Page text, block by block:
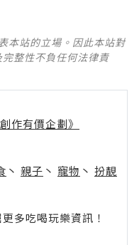
本站的立場。因此本站對
整性不負任何法律責
作有價企劃》
丶 親子 丶 寵物 丶 扮靚
多吃喝玩樂資訊！